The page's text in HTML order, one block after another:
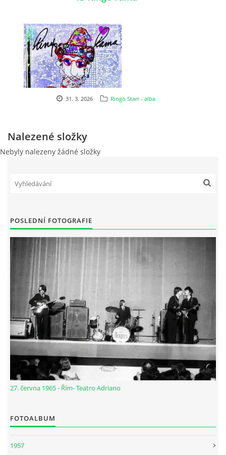
NÁSTROJE - PEDÁLY
OBLEČENÍ
AUTOMOBILY
DISKOGRAFIE - SINGLY DALŠÍ
DISKOGRAFIE - EP
DISKOGRAFIE - EP II
DISKOGRAFIE - EP III
DISKOGRAFIE - ALBA ŘADOVÁ
DISKOGRAFIE - ALBA JINÁ
31. 3. 2026 Ringo Starr - alba
Nalezené složky
Nebyly nalezeny žádné složky
POSLEDNÍ FOTOGRAFIE
27. června 1965 - Řím- Teatro Adriano
FOTOALBUM
1957